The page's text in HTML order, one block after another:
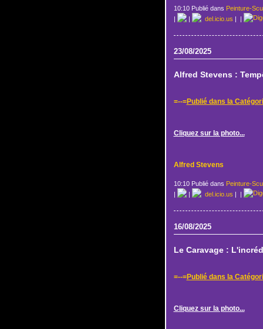
10:10 Publié dans Peinture-
|
| del.icio.us | |
23/08/2025
Alfred Stevens :
=--=Publié dans la
Cliquez sur la photo...
Alfred Stevens
10:10 Publié dans Peinture-
|
| del.icio.us | |
16/08/2025
Le Caravage :
=--=Publié dans la
Cliquez sur la photo...